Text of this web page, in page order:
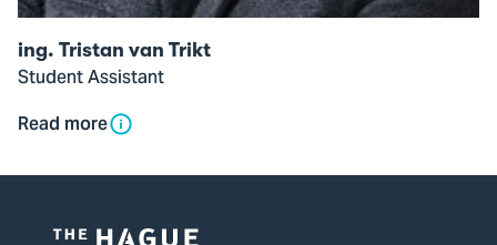
ing. Tristan van Trikt
Student Assistant
Read more